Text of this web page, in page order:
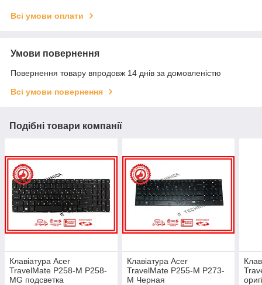
Всі умови оплати
Умови повернення
Повернення товару впродовж 14 днів за домовленістю
Всі умови повернення
Подібні товари компанії
Клавіатура Acer
TravelMate P258-M P258-
MG подсветка
Клавіатура Acer
TravelMate P255-M P273-
M Черная